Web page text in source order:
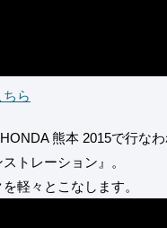
ら
熊本 2015で行な
トレーション』。
軽々とこなします。